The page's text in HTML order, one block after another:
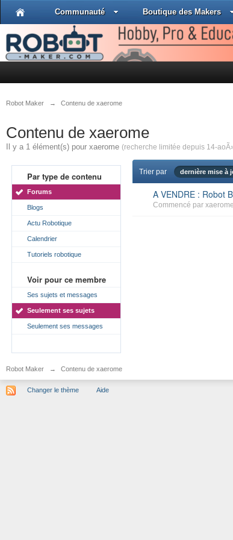
Communauté Boutique des Makers
Robot Maker → Contenu de xaerome
Contenu de xaerome
Il y a 1 élément(s) pour xaerome (recherche limitée depuis 14-
Par type de contenu
Forums
Blogs
Actu Robotique
Calendrier
Tutoriels robotique
Voir pour ce membre
Ses sujets et messages
Seulement ses sujets
Seulement ses messages
Trier par dernière mise à
A VENDRE :
Commencé par xaerome
Robot Maker → Contenu de xaerome
Changer le thème Aide